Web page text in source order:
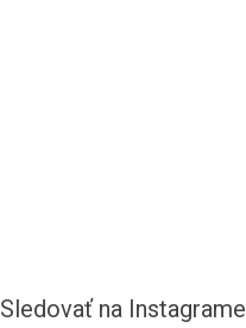
Sledovať na Instagrame